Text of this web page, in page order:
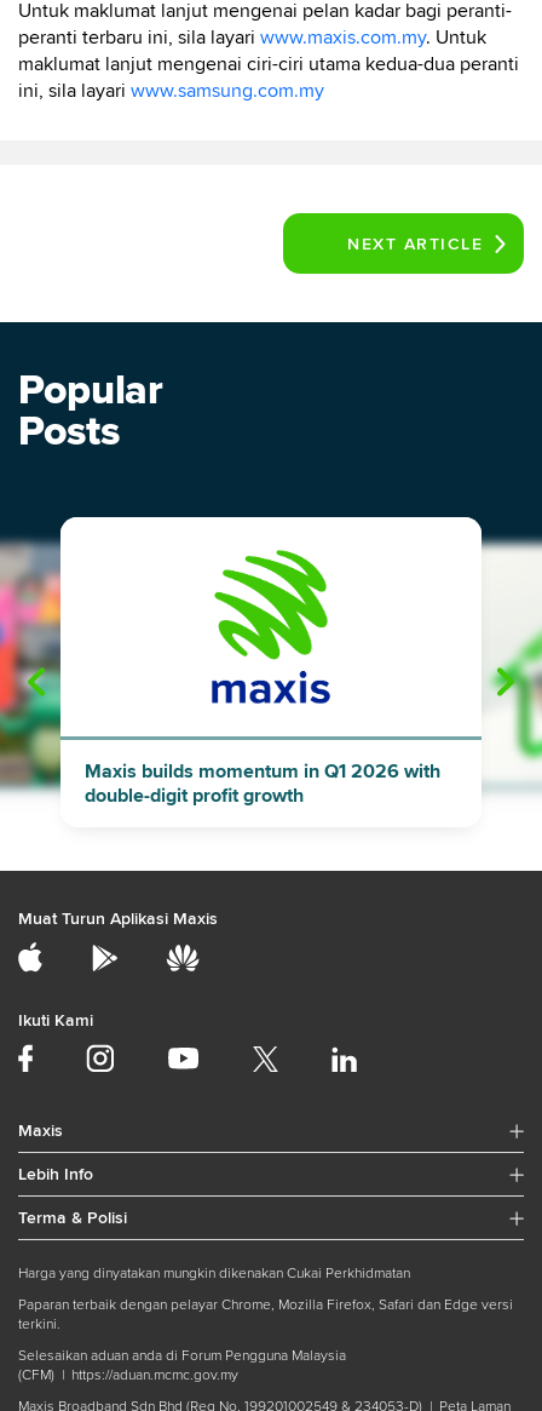
Untuk maklumat lanjut mengenai pelan kadar bagi peranti-
peranti terbaru ini, sila layari www.maxis.com.my. Untuk
maklumat lanjut mengenai ciri-ciri utama kedua-dua peranti
ini, sila layari www.samsung.com.my
NEXT ARTICLE
Popular
Posts
"
Maxis builds momentum in Q1 2026 with
double-digit profit growth
Muat Turun Aplikasi Maxis
Ikuti Kami
Maxis
Lebih Info
Terma & Polisi
Harga yang dinyatakan mungkin dikenakan Cukai Perkhidmatan
Paparan terbaik dengan pelayar Chrome, Mozilla Firefox, Safari dan Edge versi
terkini.
Selesaikan aduan anda di Forum Pengguna Malaysia
(CFM) | https://aduan.mcmc.gov.my
Maxis Broadband Sdn Bhd (Reg No. 199201002549 & 234053-D) | Peta Laman